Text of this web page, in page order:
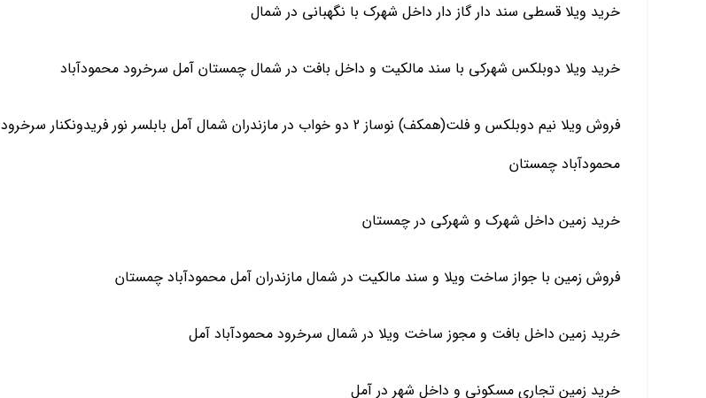
خرید ویلا قسطی سند دار گاز دار داخل شهرک با نگهبانی در شمال
خرید ویلا دوبلکس شهرکی با سند مالکیت و داخل بافت در شمال چمستان آمل سرخرود محمودآباد
فروش ویلا نیم دوبلکس و فلت(همکف) نوساز 2 دو خواب در مازندران شمال آمل بابلسر نور فریدونکنار سرخرود
محمودآباد چمستان
خرید زمین داخل شهرک و شهرکی در چمستان
فروش زمین با جواز ساخت ویلا و سند مالکیت در شمال مازندران آمل محمودآباد چمستان
خرید زمین داخل بافت و مجوز ساخت ویلا در شمال سرخرود محمودآباد آمل
خرید زمین تجاری مسکونی و داخل شهر در آمل